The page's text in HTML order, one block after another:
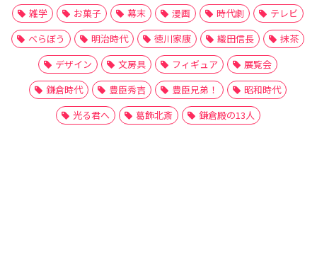
雑学
お菓子 幕末 漫画 時代劇
テレビ
べらぼう
明治時代 徳川家康 織田信長
抹茶
デザイン
文房具 フィギュア
展覧会
鎌倉時代
豊臣秀吉 豊臣兄弟！
昭和時代
光る君へ
葛飾北斎 鎌倉殿の13人